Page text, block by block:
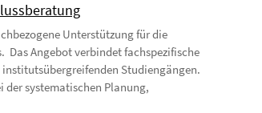
Unterstützung für die
Das Angebot verbindet fachspezifische
Studiengängen.
der systematischen Planung,